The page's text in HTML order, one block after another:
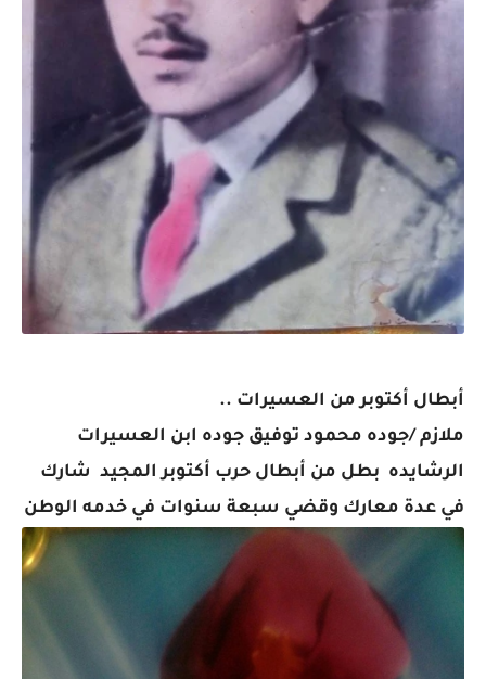
أبطال أكتوبر من العسيرات ..
ملازم /جوده محمود توفيق جوده ابن العسيرات
الرشايده بطل من أبطال حرب أكتوبر المجيد شارك
في عدة معارك وقضي سبعة سنوات في خدمه الوطن